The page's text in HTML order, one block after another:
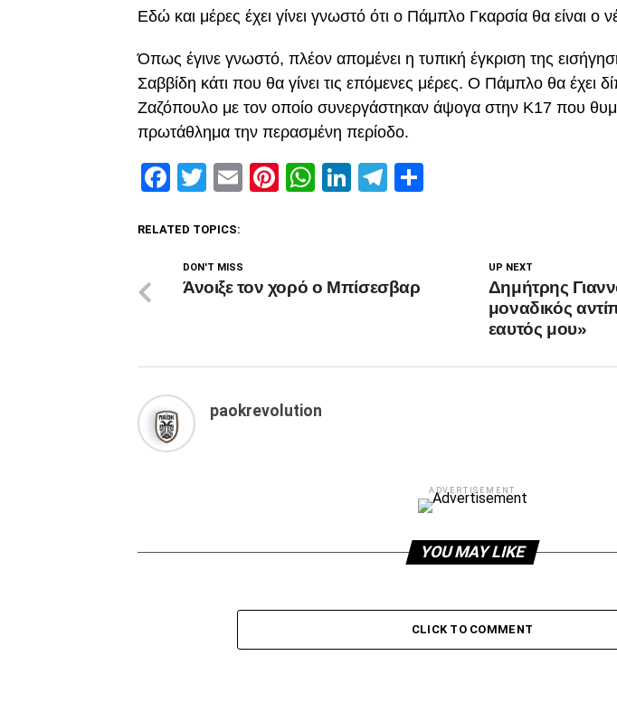
Eδώ και μέρες έχει γίνει γνωστό ότι ο Πάμπλο Γκαρσία θα είναι
Όπως έγινε γνωστό, πλέον απομένει η τυπική έγκριση της
Σαββίδη κάτι που θα γίνει τις επόμενες μέρες. Ο Πάμπλο θα έχει
Ζαζόπουλο με τον οποίο συνεργάστηκαν άψογα στην Κ17 που
πρωτάθλημα την περασμένη περίοδο.
Facebook
Twitter
EmailPinterest
WhatsApp
LinkedIn
Telegram
RELATED TOPICS:
UP NEXT
Δημήτρης
μοναδικός
εαυτός μου»
DON'T MISS
Άνοιξε τον χορό ο Μπίσεσβαρ
paokrevolution
ADVERTISEMENT
YOU MAY LIKE
CLICK TO COMMENT